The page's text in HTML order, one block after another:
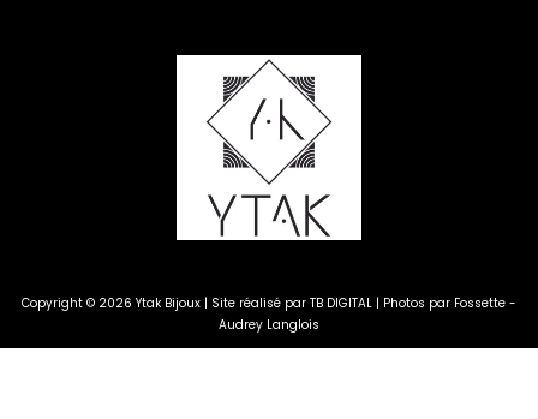
Copyright © 2026 Ytak Bijoux | Site réalisé par TB DIGITAL | Photos par Fossette -
Audrey Langlois